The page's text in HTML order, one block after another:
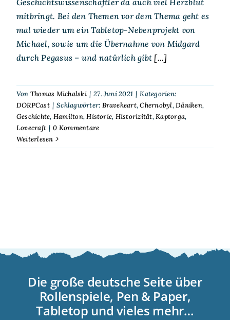
mitbringt. Bei den Themen vor dem Thema geht es
mal wieder um ein Tabletop-Nebenprojekt von
Michael, sowie um die Übernahme von Midgard
durch Pegasus – und natürlich gibt [...]
Von Thomas Michalski | 27. Juni 2021 | Kategorien:
DORPCast | Schlagwörter: Braveheart,Chernobyl,Däniken,
Geschichte, Hamilton,Historie, Historizität,Kaptorga,
Lovecraft | 0 Kommentare
Weiterlesen
Die große deutsche Seite über
Rollenspiele, Pen & Paper,
Tabletop und vieles mehr…